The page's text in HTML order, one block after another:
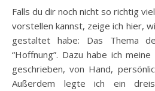
Falls du dir noch nicht so richtig
vorstellen kannst, zeige ich hier,
gestaltet habe: Das Thema
“Hoffnung”. Dazu habe ich
geschrieben, von Hand,
Außerdem legte ich ein